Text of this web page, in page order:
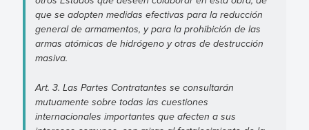
que se adopten medidas efectivas para la reducción
general de armamentos, y para la prohibición de las
armas atómicas de hidrógeno y otras de destrucción
masiva.
Art. 3. Las Partes Contratantes se consultarán
mutuamente sobre todas las cuestiones
internacionales importantes que afecten a sus